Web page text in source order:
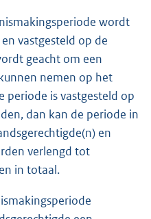
wordt
vastgesteld op de
geacht om een
nemen op het
periode is vastgesteld op
dan kan de periode in
en
verlengd tot
in totaal.